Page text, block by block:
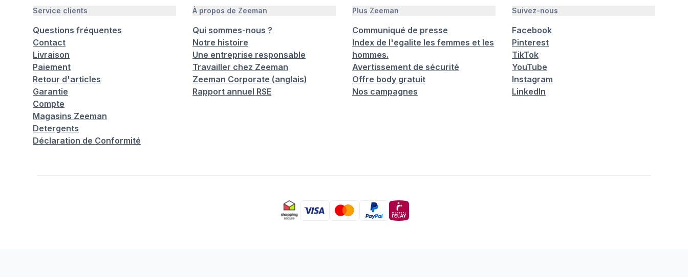
Service clients
Questions fréquentes
Contact
Livraison
Paiement
Retour d'articles
Garantie
Compte
Magasins Zeeman
Detergents
Déclaration de Conformité
À propos de Zeeman
Qui sommes-nous ?
Notre histoire
Une entreprise responsable
Travailler chez Zeeman
Zeeman Corporate (anglais)
Rapport annuel RSE
Plus Zeeman
Communiqué de presse
Index de l'egalite les femmes et les
hommes.
Avertissement de sécurité
Offre body gratuit
Nos campagnes
Suivez-nous
Facebook
Pinterest
TikTok
YouTube
Instagram
LinkedIn